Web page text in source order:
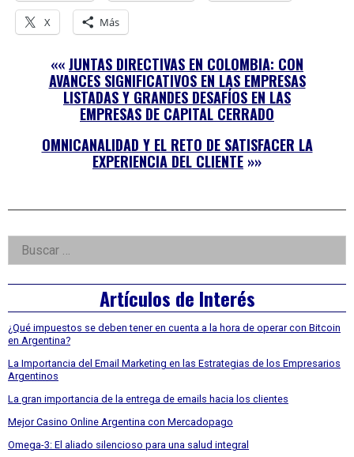
X Más
««JUNTAS DIRECTIVAS EN COLOMBIA: CON
AVANCES SIGNIFICATIVOS EN LAS EMPRESAS
LISTADAS Y GRANDES DESAFÍOS EN LAS
EMPRESAS DE CAPITAL CERRADO
OMNICANALIDAD Y EL RETO DE SATISFACER LA
EXPERIENCIA DEL CLIENTE »»
Right
Asides
Buscar:
Artículos de Interés
¿Qué impuestos se deben tener en cuenta a la hora de operar con Bitcoin
en Argentina?
La Importancia del Email Marketing en las Estrategias de los Empresarios
Argentinos
La gran importancia de la entrega de emails hacia los clientes
Mejor Casino Online Argentina con Mercadopago
Omega-3: El aliado silencioso para una salud integral